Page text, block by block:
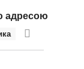
адресою